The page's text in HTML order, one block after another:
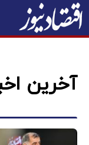
آخرین